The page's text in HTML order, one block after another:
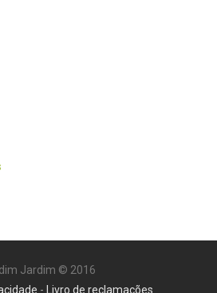
Jardim © 2016
- Livro de reclamações